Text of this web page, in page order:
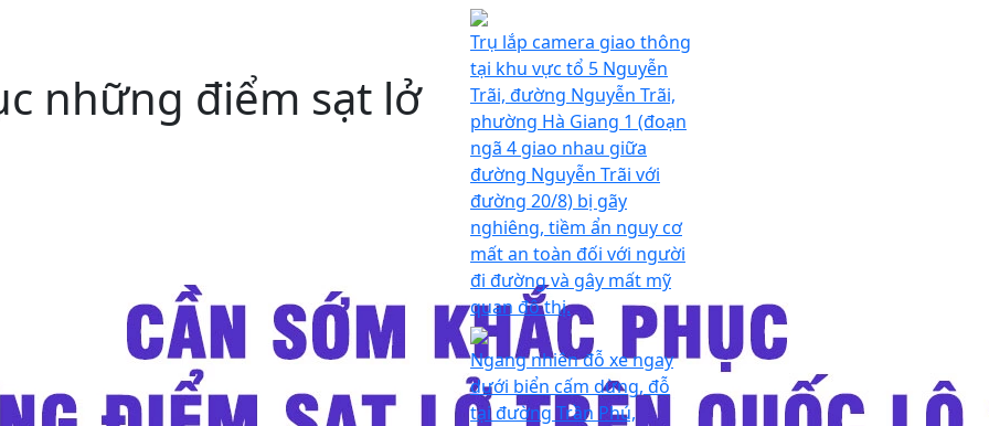
những điểm sạt lở
Trụ lắp camera giao thông
tại khu vực tổ 5 Nguyễn
Trãi, đường Nguyễn Trãi,
phường Hà Giang 1 (đoạn
ngã 4 giao nhau giữa
đường Nguyễn Trãi với
đường 20/8) bị gãy
nghiêng, tiềm ẩn nguy cơ
mất an toàn đối với người
đi đường và gây mất mỹ
quan đô thị.
Ngang nhiên đỗ xe ngay
dưới biển cấm dừng, đỗ
tại đường Trần Phú,